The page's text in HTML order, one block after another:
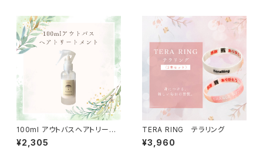
100ml アウトバスヘアトリート
メント
¥2,305
TERA RING テラリング
¥3,960